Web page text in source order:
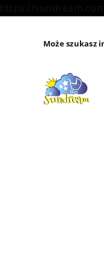
Może szukasz